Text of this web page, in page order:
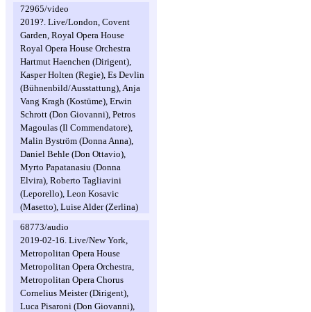
72965/video
2019?. Live/London, Covent
Garden, Royal Opera House
Royal Opera House Orchestra
Hartmut Haenchen (Dirigent),
Kasper Holten (Regie), Es Devlin
(Bühnenbild/Ausstattung), Anja
Vang Kragh (Kostüme), Erwin
Schrott (Don Giovanni), Petros
Magoulas (Il Commendatore),
Malin Byström (Donna Anna),
Daniel Behle (Don Ottavio),
Myrto Papatanasiu (Donna
Elvira), Roberto Tagliavini
(Leporello), Leon Kosavic
(Masetto), Luise Alder (Zerlina)
68773/audio
2019-02-16. Live/New York,
Metropolitan Opera House
Metropolitan Opera Orchestra,
Metropolitan Opera Chorus
Cornelius Meister (Dirigent),
Luca Pisaroni (Don Giovanni),